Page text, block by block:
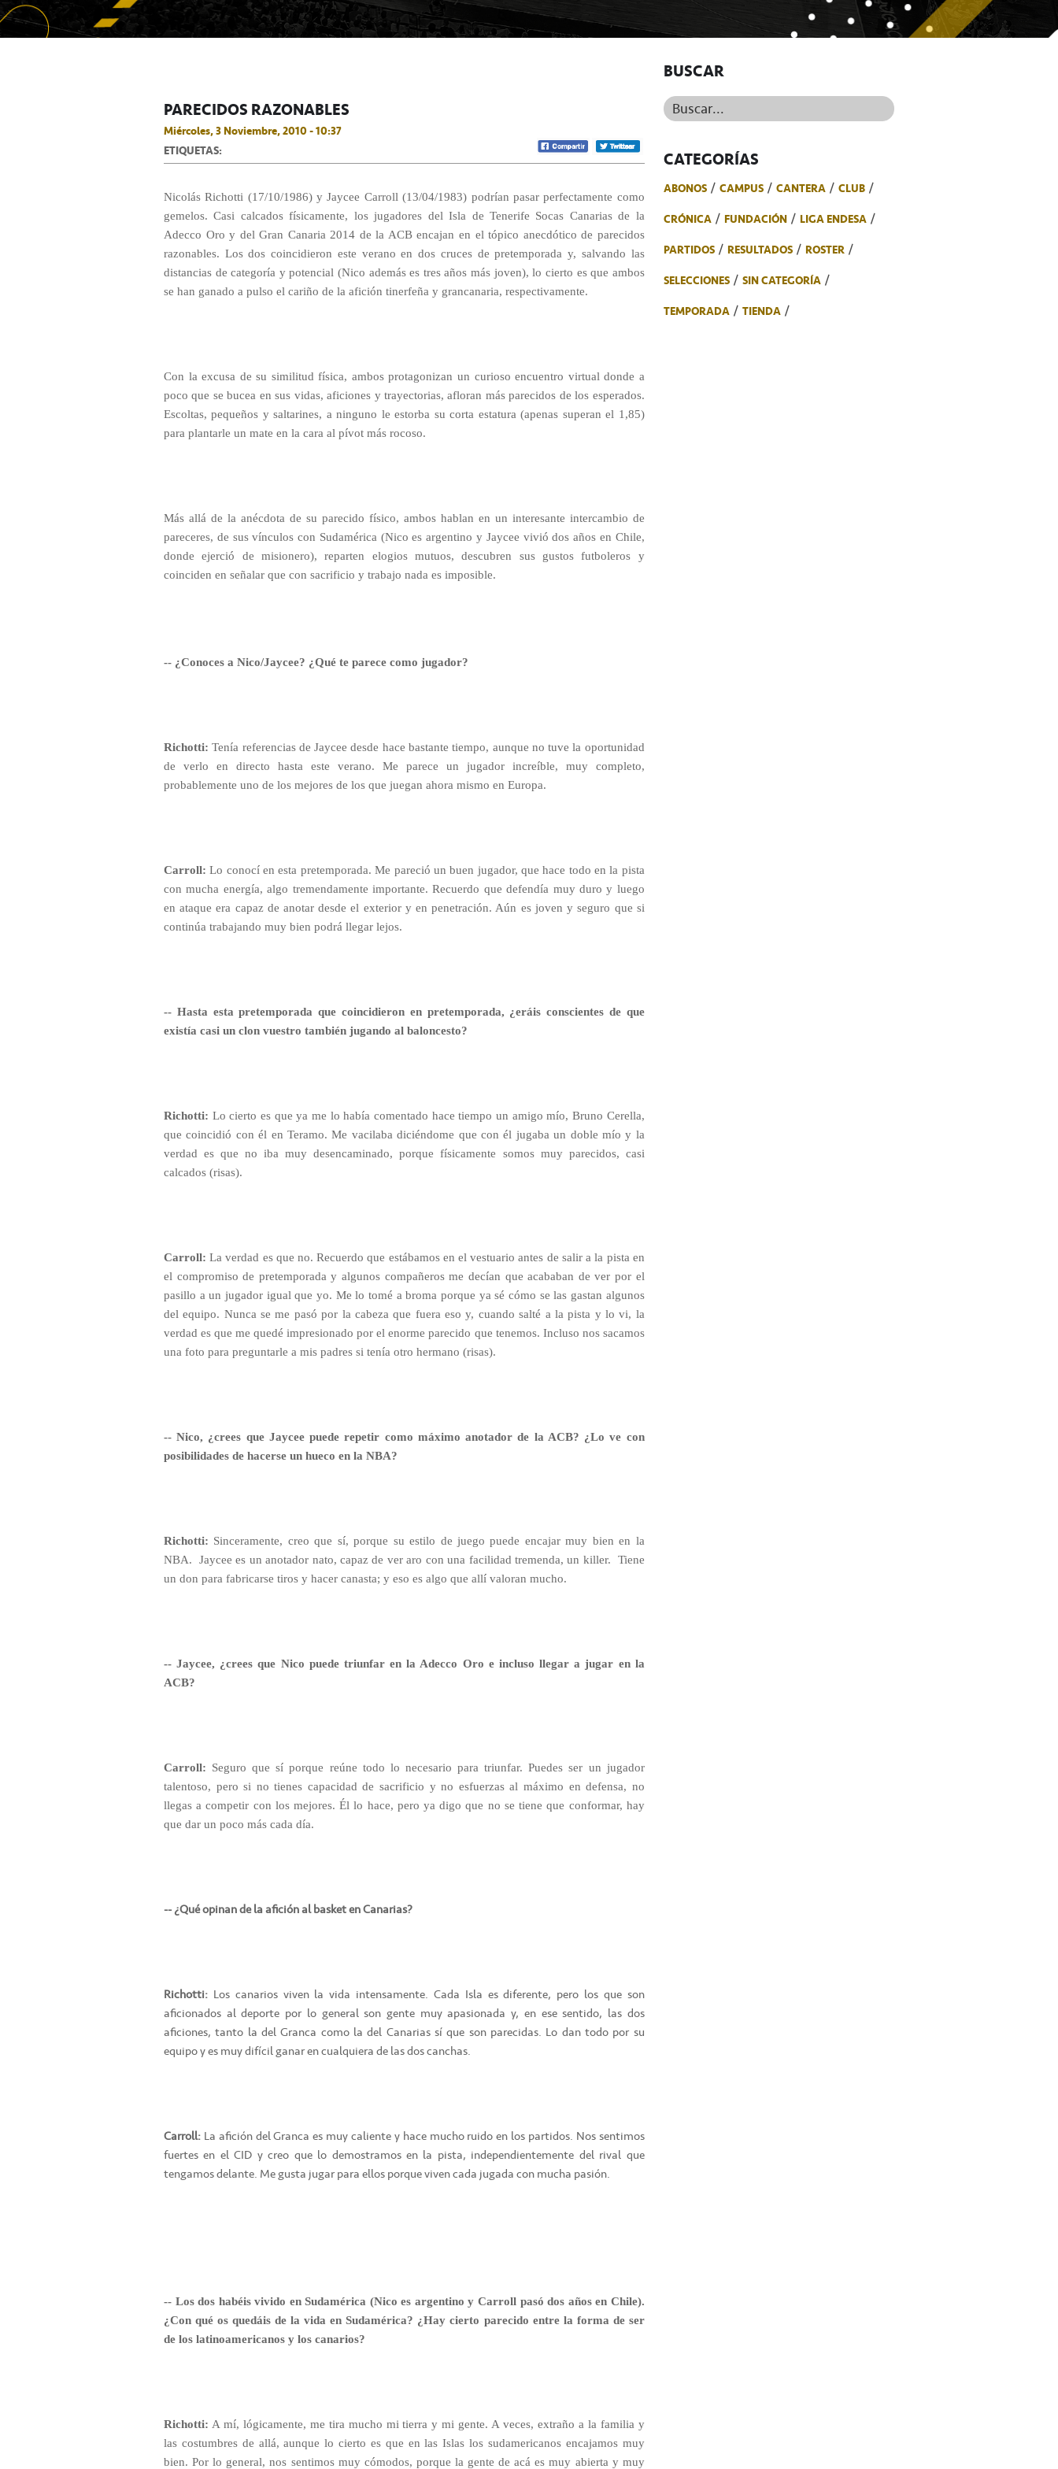
PARECIDOS RAZONABLES
Miércoles, 3 Noviembre, 2010 - 10:37
ETIQUETAS:
Nicolás Richotti (17/10/1986) y Jaycee Carroll (13/04/1983) podrían pasar perfectamente como
gemelos. Casi calcados físicamente, los jugadores del Isla de Tenerife Socas Canarias de la
Adecco Oro y del Gran Canaria 2014 de la ACB encajan en el tópico anecdótico de parecidos
razonables. Los dos coincidieron este verano en dos cruces de pretemporada y, salvando las
distancias de categoría y potencial (Nico además es tres años más joven), lo cierto es que ambos
se han ganado a pulso el cariño de la afición tinerfeña y grancanaria, respectivamente.
Con la excusa de su similitud física, ambos protagonizan un curioso encuentro virtual donde a
poco que se bucea en sus vidas, aficiones y trayectorias, afloran más parecidos de los esperados.
Escoltas, pequeños y saltarines, a ninguno le estorba su corta estatura (apenas superan el 1,85)
para plantarle un mate en la cara al pívot más rocoso.
Más allá de la anécdota de su parecido físico, ambos hablan en un interesante intercambio de
pareceres, de sus vínculos con Sudamérica (Nico es argentino y Jaycee vivió dos años en Chile,
donde ejerció de misionero), reparten elogios mutuos, descubren sus gustos futboleros y
coinciden en señalar que con sacrificio y trabajo nada es imposible.
-- ¿Conoces a Nico/Jaycee? ¿Qué te parece como jugador?
Richotti: Tenía referencias de Jaycee desde hace bastante tiempo, aunque no tuve la oportunidad
de verlo en directo hasta este verano. Me parece un jugador increíble, muy completo,
probablemente uno de los mejores de los que juegan ahora mismo en Europa.
Carroll: Lo conocí en esta pretemporada. Me pareció un buen jugador, que hace todo en la pista
con mucha energía, algo tremendamente importante. Recuerdo que defendía muy duro y luego
en ataque era capaz de anotar desde el exterior y en penetración. Aún es joven y seguro que si
continúa trabajando muy bien podrá llegar lejos.
-- Hasta esta pretemporada que coincidieron en pretemporada, ¿eráis conscientes de que
existía casi un clon vuestro también jugando al baloncesto?
Richotti: Lo cierto es que ya me lo había comentado hace tiempo un amigo mío, Bruno Cerella,
que coincidió con él en Teramo. Me vacilaba diciéndome que con él jugaba un doble mío y la
verdad es que no iba muy desencaminado, porque físicamente somos muy parecidos, casi
calcados (risas).
Carroll: La verdad es que no. Recuerdo que estábamos en el vestuario antes de salir a la pista en
el compromiso de pretemporada y algunos compañeros me decían que acababan de ver por el
pasillo a un jugador igual que yo. Me lo tomé a broma porque ya sé cómo se las gastan algunos
del equipo. Nunca se me pasó por la cabeza que fuera eso y, cuando salté a la pista y lo vi, la
verdad es que me quedé impresionado por el enorme parecido que tenemos. Incluso nos sacamos
una foto para preguntarle a mis padres si tenía otro hermano (risas).
-- Nico, ¿crees que Jaycee puede repetir como máximo anotador de la ACB? ¿Lo ve con
posibilidades de hacerse un hueco en la NBA?
Richotti: Sinceramente, creo que sí, porque su estilo de juego puede encajar muy bien en la
NBA.
Jaycee es un anotador nato, capaz de ver aro con una facilidad tremenda, un killer.
Tiene
un don para fabricarse tiros y hacer canasta; y eso es algo que allí valoran mucho.
-- Jaycee, ¿crees que Nico puede triunfar en la Adecco Oro e incluso llegar a jugar en la
ACB?
Carroll: Seguro que sí porque reúne todo lo necesario para triunfar. Puedes ser un jugador
talentoso, pero si no tienes capacidad de sacrificio y no esfuerzas al máximo en defensa, no
llegas a competir con los mejores. Él lo hace, pero ya digo que no se tiene que conformar, hay
que dar un poco más cada día.
-- ¿Qué opinan de la afición al basket en Canarias?
Richotti: Los canarios viven la vida intensamente. Cada Isla es diferente, pero los que son
aficionados al deporte por lo general son gente muy apasionada y, en ese sentido, las dos
aficiones, tanto la del Granca como la del Canarias sí que son parecidas. Lo dan todo por su
equipo y es muy difícil ganar en cualquiera de las dos canchas.
Carroll: La afición del Granca es muy caliente y hace mucho ruido en los partidos. Nos sentimos
fuertes en el CID y creo que lo demostramos en la pista, independientemente del rival que
tengamos delante. Me gusta jugar para ellos porque viven cada jugada con mucha pasión.
-- Los dos habéis vivido en Sudamérica (Nico es argentino y Carroll pasó dos años en Chile).
¿Con qué os quedáis de la vida en Sudamérica? ¿Hay cierto parecido entre la forma de ser
de los latinoamericanos y los canarios?
Richotti: A mí, lógicamente, me tira mucho mi tierra y mi gente. A veces, extraño a la familia y
las costumbres de allá, aunque lo cierto es que en las Islas los sudamericanos encajamos muy
bien. Por lo general, nos sentimos muy cómodos, porque la gente de acá es muy abierta y muy
BUSCAR
Buscar...
CATEGORÍAS
ABONOS CAMPUS CANTERA
CLUB
CRÓNICA
FUNDACIÓN
LIGA ENDESA
PARTIDOS
RESULTADOS
ROSTER
SELECCIONES
SIN CATEGORÍA
TEMPORADA
TIENDA